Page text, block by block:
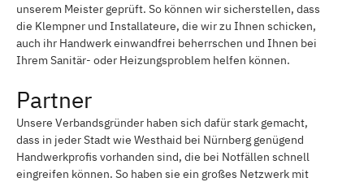
unserem Meister geprüft. So können wir sicherstellen, dass
die Klempner und Installateure, die wir zu Ihnen schicken,
auch ihr Handwerk einwandfrei beherrschen und Ihnen bei
Ihrem Sanitär- oder Heizungsproblem helfen können.
Partner
Unsere Verbandsgründer haben sich dafür stark gemacht,
dass in jeder Stadt wie Westhaid bei Nürnberg genügend
Handwerkprofis vorhanden sind, die bei Notfällen schnell
eingreifen können. So haben sie ein großes Netzwerk mit